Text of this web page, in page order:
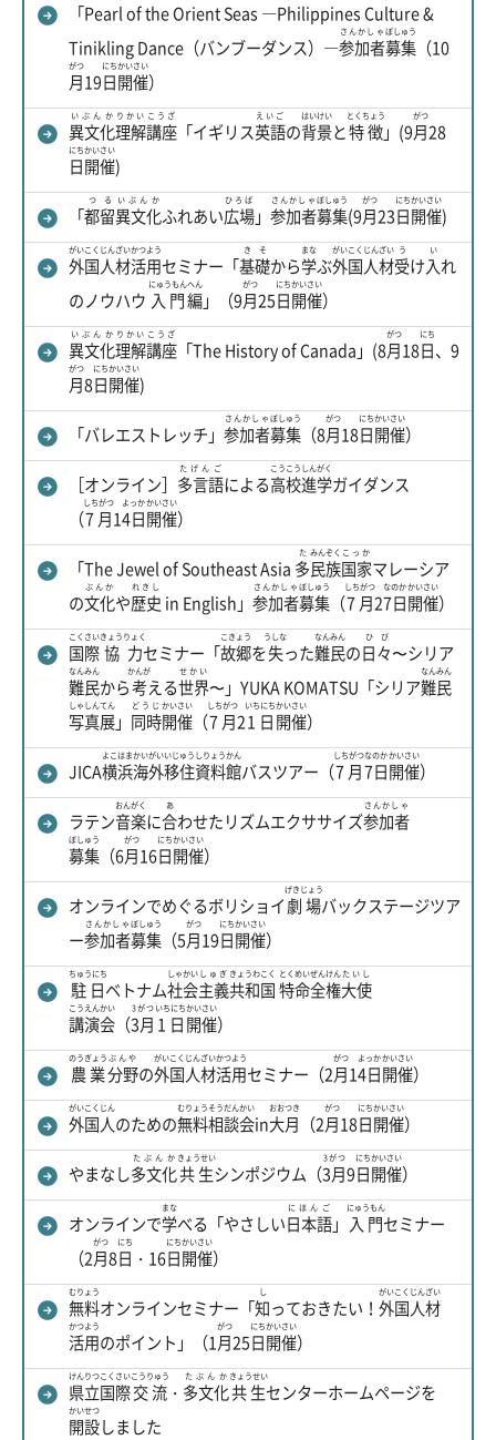
「Pearl of the Orient Seas ―Philippines Culture &
Tinikling Dance（バンブーダンス）―参加者
さんかしゃ
募集
ぼしゅう
（10
月
がつ
19日
にち
開催
かいさい
）
異文化
いぶんか
理解
りかい
講座
こうざ
「イギリス英語
えいご
の背景
はいけい
と特徴
とくちょう
」(9月
がつ
28
日
にち
開催
かいさい
)
「都留
つる
異文化
いぶんか
ふれあい広場
ひろば
」 参加者
さんかしゃ
募集
ぼしゅう
(9月
がつ
23日
にち
開催
かいさい
)
外国
がいこく
人材
じんざい
活用
かつよう
セミナー「基礎
きそ
から学
まな
ぶ外国
がいこく
人材
じんざい
受
う
け入
い
れ
のノウハウ 入門
にゅうもん
編
へん
」（9月
がつ
25日
にち
開催
かいさい
）
異文化
いぶんか
理解
りかい
講座
こうざ
「The History of Canada」(8月
がつ
18日
にち
、9
月
がつ
8日
にち
開催
かいさい
)
「バレエストレッチ」 参加者
さんかしゃ
募集
ぼしゅう
（8月
がつ
18日
にち
開催
かいさい
）
［オンライン］ 多言語
たげんご
による高校
こうこう
進学
しんがく
ガイダンス
（7月
しちがつ
14日
よっか
開催
かいさい
）
「The Jewel of Southeast Asia 多
た
民族
みんぞく
国家
こっか
マレーシア
の文化
ぶんか
や歴史
れきし
in English」 参加者
さんかしゃ
募集
ぼしゅう
（7月
しちがつ
27日
なのか
開催
かいさい
）
国際
こくさい
協力
きょうりょく
セミナー「故郷
こきょう
を失
うしな
った難民
なんみん
の日々
ひび
〜シリア
難民
なんみん
から考
かんが
える世界
せかい
〜」YUKA KOMATSU「シリア難民
なんみん
写真
しゃしん
展
てん
」 同時
どうじ
開催
かいさい
（7月
しちがつ
21日
いちにち
開催
かいさい
）
JICA横浜
よこはま
海外
かいがい
移住
いじゅう
資料館
しりょうかん
バスツアー（7月
しちがつ
7日
なのか
開催
かいさい
）
ラテン音楽
おんがく
に合
あ
わせたリズムエクササイズ参加者
さんかしゃ
募集
ぼしゅう
（6月
がつ
16日
にち
開催
かいさい
）
オンラインでめぐるボリショイ劇場
げきじょう
バックステージツア
ー参加者
さんかしゃ
募集
ぼしゅう
（5月
がつ
19日
にち
開催
かいさい
）
駐日
ちゅうにち
ベトナム社会
しゃかい
主義
しゅぎ
共和国
きょうわこく
特命
とくめい
全権
ぜんけん
大使
たいし
講演会
こうえんかい
（3月
3がつ
1日
いちにち
開催
かいさい
）
農業
のうぎょう
分野
ぶんや
の外国
がいこく
人材
じんざい
活用
かつよう
セミナー（2月
がつ
14日
よっか
開催
かいさい
）
外国人
がいこくじん
のための無料
むりょう
相談会
そうだんかい
in大月
おおつき
（2月
がつ
18日
にち
開催
かいさい
）
やまなし多文化
たぶんか
共生
きょうせい
シンポジウム（3月
3がつ
9日
にち
開催
かいさい
）
オンラインで学
まな
べる「やさしい日本語
にほんご
」 入門
にゅうもん
セミナー
（2月
がつ
8日
にち
・16日
にち
開催
かいさい
）
無料
むりょう
オンラインセミナー「知
し
っておきたい！ 外国
がいこく
人材
じんざい
活用
かつよう
のポイント」（1月
がつ
25日
にち
開催
かいさい
）
県立
けんりつ
国際
こくさい
交流
こうりゅう
・ 多文化
たぶんか
共生
きょうせい
センターホームページを
開設
かいせつ
しました